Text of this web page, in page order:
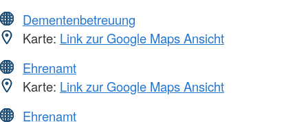
Dementenbetreuung
Karte: Link zur Google Maps Ansicht
Ehrenamt
Karte: Link zur Google Maps Ansicht
Ehrenamt